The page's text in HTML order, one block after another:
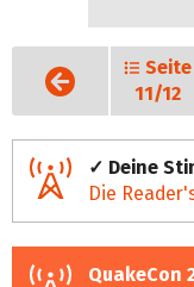
Vorige
Seite
Seite
11/12
✓ Deine
Die
QuakeCon